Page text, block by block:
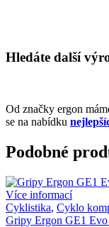
Hledáte další
Od značky ergon
se na nabídku
Podobné
Více informací
Cyklistika, Cyklo
Gripy Ergon GE1 Evo